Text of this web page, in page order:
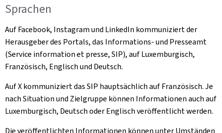
Sprachen
Auf Facebook, Instagram und LinkedIn kommuniziert der
Herausgeber des Portals, das Informations- und Presseamt
(Service information et presse, SIP), auf Luxemburgisch,
Französisch, Englisch und Deutsch.
Auf X kommuniziert das SIP hauptsächlich auf Französisch. Je
nach Situation und Zielgruppe können Informationen auch auf
Luxemburgisch, Deutsch oder Englisch veröffentlicht werden.
Die veröffentlichten Informationen können unter Umständen